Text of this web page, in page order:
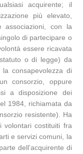
acquirente; il
più elevato,
associazioni, con la
di partecipare o
essere ricavata
o di legge) da
consapevolezza di
consorzio, oppure
a disposizione dei
1984, richiamata da
resistente). Ha
volontari costituiti fra
e servizi comuni, la
dell’acquirente di